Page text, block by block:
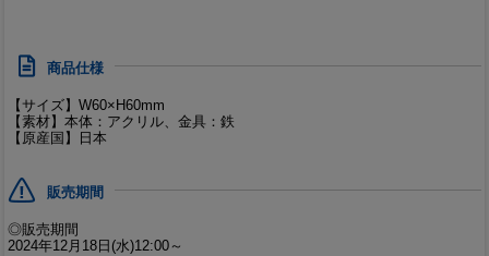
商品仕様
【サイズ】W60×H60mm
【素材】本体：アクリル、金具：鉄
【原産国】日本
販売期間
◎販売期間
2024年12月18日(水)12:00～